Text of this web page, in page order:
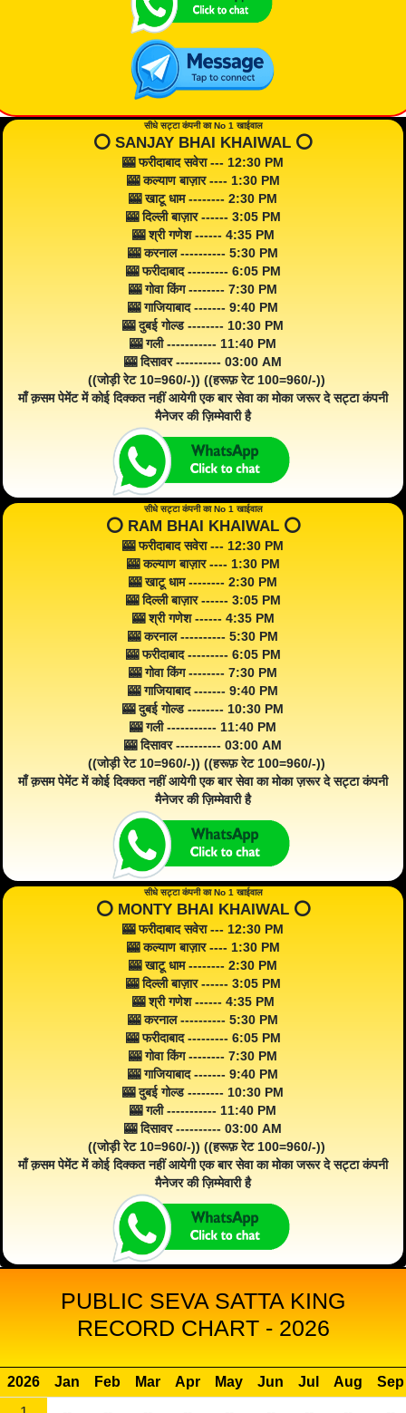
सीधे सट्टा कंपनी का No 1 खाईवाल
⭕️ SANJAY BHAI KHAIWAL ⭕️
🎰 फरीदाबाद सवेरा --- 12:30 PM
🎰 कल्याण बाज़ार ---- 1:30 PM
🎰 खाटू धाम -------- 2:30 PM
🎰 दिल्ली बाज़ार ------ 3:05 PM
🎰 श्री गणेश ------ 4:35 PM
🎰 करनाल ---------- 5:30 PM
🎰 फरीदाबाद --------- 6:05 PM
🎰 गोवा किंग -------- 7:30 PM
🎰 गाजियाबाद ------- 9:40 PM
🎰 दुबई गोल्ड -------- 10:30 PM
🎰 गली ----------- 11:40 PM
🎰 दिसावर ---------- 03:00 AM
((जोड़ी रेट 10=960/-)) ((हरूफ़ रेट 100=960/-))
माँ क़सम पेमेंट में कोई दिक्कत नहीं आयेगी एक बार सेवा का मोका जरूर दे सट्टा कंपनी
मैनेजर की ज़िम्मेवारी है
सीधे सट्टा कंपनी का No 1 खाईवाल
⭕️ RAM BHAI KHAIWAL ⭕️
🎰 फरीदाबाद सवेरा --- 12:30 PM
🎰 कल्याण बाज़ार ---- 1:30 PM
🎰 खाटू धाम -------- 2:30 PM
🎰 दिल्ली बाज़ार ------ 3:05 PM
🎰 श्री गणेश ------ 4:35 PM
🎰 करनाल ---------- 5:30 PM
🎰 फरीदाबाद --------- 6:05 PM
🎰 गोवा किंग -------- 7:30 PM
🎰 गाजियाबाद ------- 9:40 PM
🎰 दुबई गोल्ड -------- 10:30 PM
🎰 गली ----------- 11:40 PM
🎰 दिसावर ---------- 03:00 AM
((जोड़ी रेट 10=960/-)) ((हरूफ़ रेट 100=960/-))
माँ क़सम पेमेंट में कोई दिक्कत नहीं आयेगी एक बार सेवा का मोका ज़रूर दे सट्टा कंपनी
मैनेजर की ज़िम्मेवारी है
सीधे सट्टा कंपनी का No 1 खाईवाल
⭕️ MONTY BHAI KHAIWAL ⭕️
🎰 फरीदाबाद सवेरा --- 12:30 PM
🎰 कल्याण बाज़ार ---- 1:30 PM
🎰 खाटू धाम -------- 2:30 PM
🎰 दिल्ली बाज़ार ------ 3:05 PM
🎰 श्री गणेश ------ 4:35 PM
🎰 करनाल ---------- 5:30 PM
🎰 फरीदाबाद --------- 6:05 PM
🎰 गोवा किंग -------- 7:30 PM
🎰 गाजियाबाद ------- 9:40 PM
🎰 दुबई गोल्ड -------- 10:30 PM
🎰 गली ----------- 11:40 PM
🎰 दिसावर ---------- 03:00 AM
((जोड़ी रेट 10=960/-)) ((हरूफ़ रेट 100=960/-))
माँ क़सम पेमेंट में कोई दिक्कत नहीं आयेगी एक बार सेवा का मोका जरूर दे सट्टा कंपनी
मैनेजर की ज़िम्मेवारी है
PUBLIC SEVA SATTA KING
RECORD CHART - 2026
2026 Jan Feb Mar Apr May Jun Jul Aug
Sep